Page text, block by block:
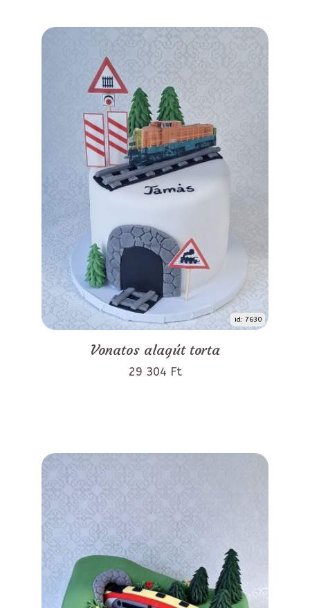
id: 7630
Vonatos alagút torta
29 304 Ft